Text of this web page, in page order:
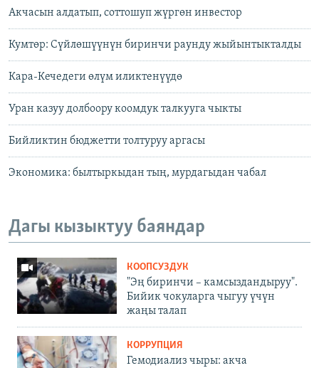
Акчасын алдатып, соттошуп жүргөн инвестор
Кумтөр: Сүйлөшүүнүн биринчи раунду жыйынтыкталды
Кара-Кечедеги өлүм иликтенүүдө
Уран казуу долбоору коомдук талкууга чыкты
Бийликтин бюджетти толтуруу аргасы
Экономика: былтыркыдан тың, мурдагыдан чабал
Дагы кызыктуу баяндар
КООПСУЗДУК
"Эң биринчи – камсыздандыруу".
Бийик чокуларга чыгуу үчүн
жаңы талап
КОРРУПЦИЯ
Гемодиализ чыры: акча